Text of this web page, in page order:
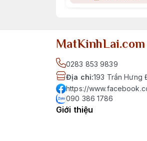
MatKinhLai.com
0283 853 9839
Địa chỉ:193 Trần Hưng
https://
090 386 1786
Giới thiệu